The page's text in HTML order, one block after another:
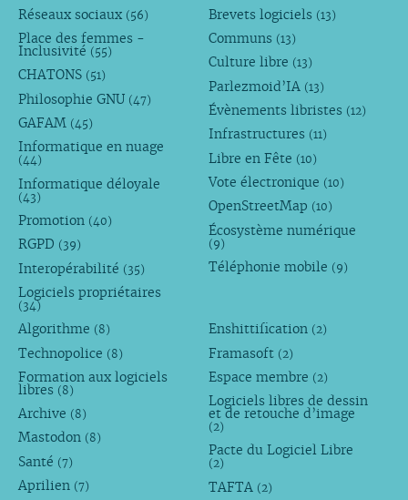
Réseaux sociaux (56)
Place des femmes -
Inclusivité (55)
CHATONS (51)
Philosophie GNU (47)
GAFAM (45)
Informatique en nuage
(44)
Informatique déloyale
(43)
Promotion (40)
RGPD (39)
Interopérabilité (35)
Logiciels propriétaires
(34)
Brevets logiciels (13)
Communs (13)
Culture libre (13)
Parlezmoid’IA (13)
Évènements libristes (12)
Infrastructures (11)
Libre en Fête (10)
Vote électronique (10)
OpenStreetMap (10)
Écosystème numérique
(9)
Téléphonie mobile (9)
Algorithme (8)
Technopolice (8)
Formation aux logiciels
libres (8)
Archive (8)
Mastodon (8)
Santé (7)
Aprilien (7)
Enshittification (2)
Framasoft (2)
Espace membre (2)
Logiciels libres de dessin
et de retouche d’image
(2)
Pacte du Logiciel Libre
(2)
TAFTA (2)